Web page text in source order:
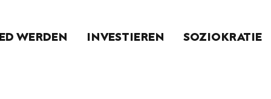
WERDEN INVESTIEREN SOZIOKRATIE